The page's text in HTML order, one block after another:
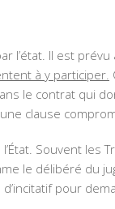
l’état. Il est
à y participer.
le contrat qui
clause
Souvent
le délibéré du
d’incitatif pour